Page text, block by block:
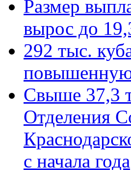
Размер
вырос до
292 тыс.
повышенную
Свыше 37,3
Отделения
с начала года